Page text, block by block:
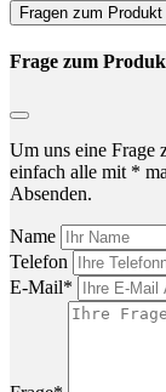
Fragen zum Produkt
Frage zum
Um uns eine Frage
einfach alle mit *
Absenden.
Name
Telefon
E-Mail*